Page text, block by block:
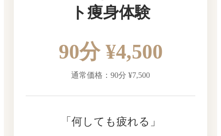
ト痩身体験
90分 ¥4,500
通常価格：90分 ¥7,500
「何しても疲れる」